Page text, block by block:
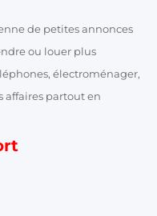
de petites annonces
ou louer plus
électroménager,
affaires partout en